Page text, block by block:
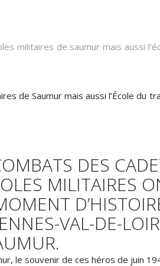
de Saumur mais aussi l’École du
DES
MILITAIRES
VAL-DE-
le souvenir de ces héros de juin